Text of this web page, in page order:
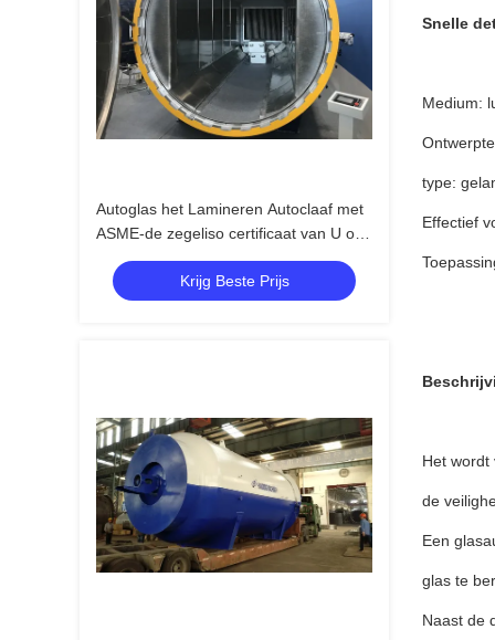
Autoglas het Lamineren Autoclaaf met
ASME-de zegeliso certificaat van U of
Ce-certificaat
Krijg Beste Prijs
Snelle
Medium:
type:
Effectief
Het wordt
de
Een
glas te
Naast de